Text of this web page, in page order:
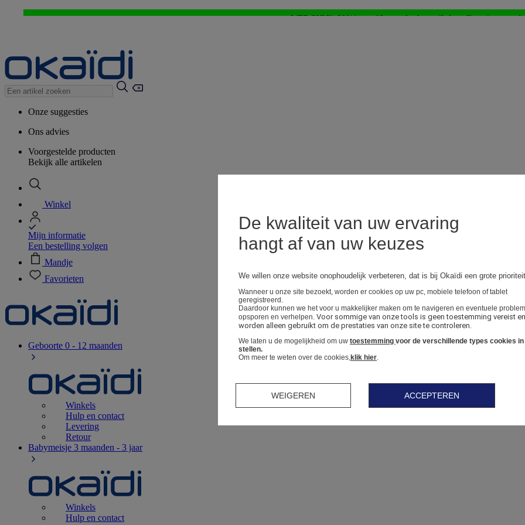
WEB ONLY: -20%* vanaf 3 aangekochte artikelen > Ik geniat ervan !
Onze suggesties
Ons advies
Voorgestelde producten
Bekijk alle artikelen
Winkel
Mijn informatie
Een bestelling volgen
Mandje
Favorieten
Geboorte 0 - 12 maanden
Winkels
Hulp en contact
Levering
Retour
Babymeisje 3 maanden - 3 jaar
Winkels
Hulp en contact
De kwaliteit van uw ervaring
hangt af van uw keuzes
We willen onze website onophoudelijk verbeteren, dat is bij Okaïdi een grote
Wanneer u onze site bezoekt, worden er cookies op uw pc, mobiele telefoon of tablet
geregistreerd.
Daardoor kunnen we het voor u makkelijker maken om te navigeren en eventuele
opsporen en verhelpen. Voor sommige van onze tools is geen toestemming vereist en
worden alleen gebruikt om de prestaties van onze site te controleren.
We laten u de mogelijkheid om uw toestemming voor de verschillende types cookies in
stellen.
Om meer te weten over de cookies,klik hier.
WEIGEREN ACCEPTEREN